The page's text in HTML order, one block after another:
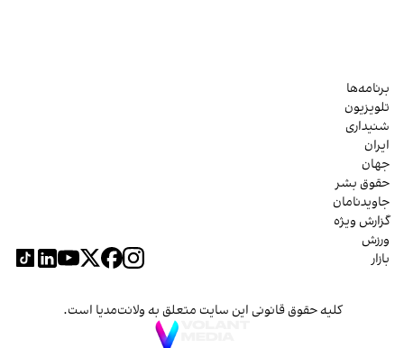
برنامه‌ها
تلویزیون
شنیداری
ایران
جهان
حقوق بشر
جاویدنامان
گزارش ویژه
ورزش
بازار
کلیه حقوق قانونی این سایت متعلق به ولانت‌مدیا است.